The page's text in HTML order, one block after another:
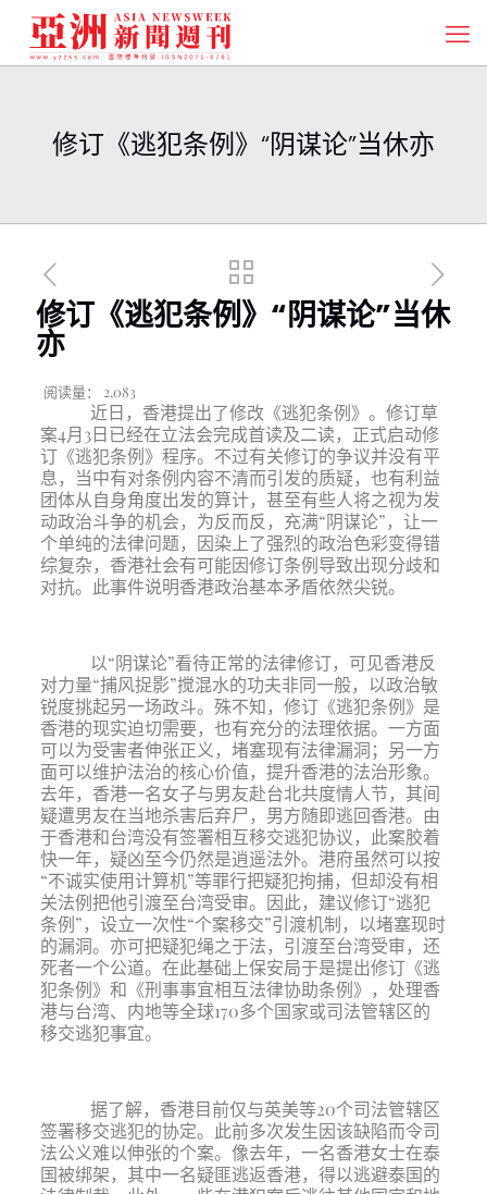
修订《逃犯条例》“阴谋论”当休亦
修订《逃犯条例》“阴谋论”当休
亦
阅读量： 2,083
近日，香港提出了修改《逃犯条例》。修订草
案4月3日已经在立法会完成首读及二读，正式启动修
订《逃犯条例》程序。不过有关修订的争议并没有平
息，当中有对条例内容不清而引发的质疑，也有利益
团体从自身角度出发的算计，甚至有些人将之视为发
动政治斗争的机会，为反而反，充满“阴谋论”，让一
个单纯的法律问题，因染上了强烈的政治色彩变得错
综复杂，香港社会有可能因修订条例导致出现分歧和
对抗。此事件说明香港政治基本矛盾依然尖锐。
以“阴谋论”看待正常的法律修订，可见香港反
对力量“捕风捉影”搅混水的功夫非同一般，以政治敏
锐度挑起另一场政斗。殊不知，修订《逃犯条例》是
香港的现实迫切需要，也有充分的法理依据。一方面
可以为受害者伸张正义，堵塞现有法律漏洞；另一方
面可以维护法治的核心价值，提升香港的法治形象。
去年，香港一名女子与男友赴台北共度情人节，其间
疑遭男友在当地杀害后弃尸，男方随即逃回香港。由
于香港和台湾没有签署相互移交逃犯协议，此案胶着
快一年，疑凶至今仍然是逍遥法外。港府虽然可以按
“不诚实使用计算机”等罪行把疑犯拘捕，但却没有相
关法例把他引渡至台湾受审。因此，建议修订“逃犯
条例”，设立一次性“个案移交”引渡机制，以堵塞现时
的漏洞。亦可把疑犯绳之于法，引渡至台湾受审，还
死者一个公道。在此基础上保安局于是提出修订《逃
犯条例》和《刑事事宜相互法律协助条例》，处理香
港与台湾、内地等全球170多个国家或司法管辖区的
移交逃犯事宜。
据了解，香港目前仅与英美等20个司法管辖区
签署移交逃犯的协定。此前多次发生因该缺陷而令司
法公义难以伸张的个案。像去年，一名香港女士在泰
国被绑架，其中一名疑匪逃返香港，得以逃避泰国的